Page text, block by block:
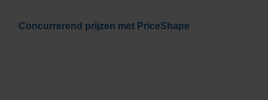
Concurrerend prijzen met PriceShape